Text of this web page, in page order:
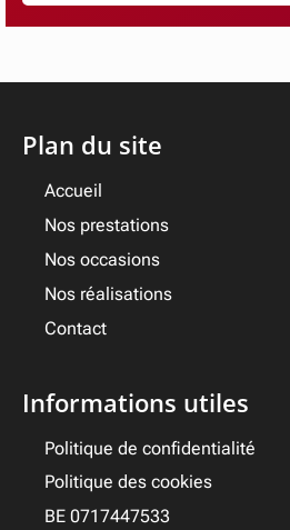
Plan du site
Accueil
Nos prestations
Nos occasions
Nos réalisations
Contact
Informations utiles
Politique de confidentialité
Politique des cookies
BE 0717447533